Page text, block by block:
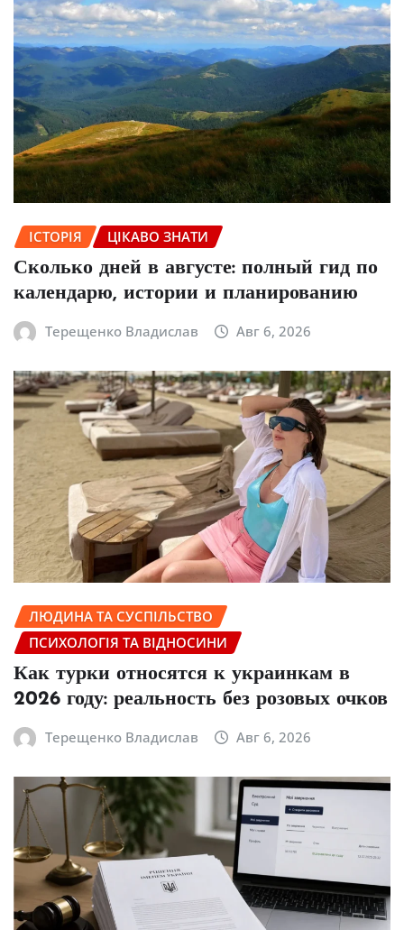
ІСТОРІЯ ЦІКАВО ЗНАТИ
Сколько дней в августе: полный гид по
календарю, истории и планированию
Терещенко Владислав Авг 6, 2026
ЛЮДИНА ТА СУСПІЛЬСТВО
ПСИХОЛОГІЯ ТА ВІДНОСИНИ
Как турки относятся к украинкам в
2026 году: реальность без розовых очков
Терещенко Владислав Авг 6, 2026